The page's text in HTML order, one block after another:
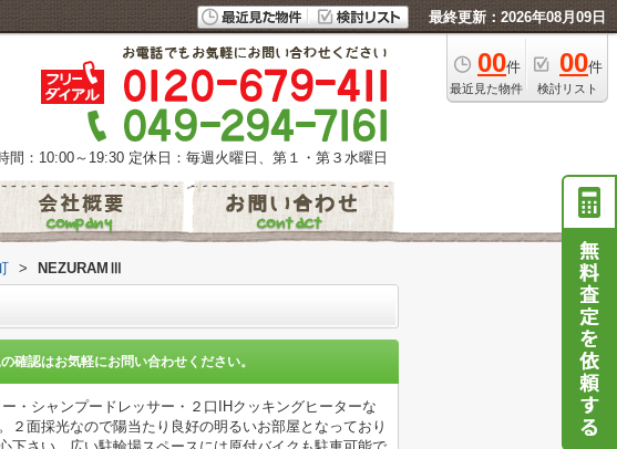
最終更新：2026年08月09日
00件
最近見た物件
00件
検討リスト
間：10:00～19:30 定休日：毎週火曜日、第１・第３水曜日
> NEZURAMⅢ
確認はお気軽にお問い合わせください。
・シャンプードレッサー・２口IHクッキングヒーターな
２面採光なので陽当たり良好の明るいお部屋となっており